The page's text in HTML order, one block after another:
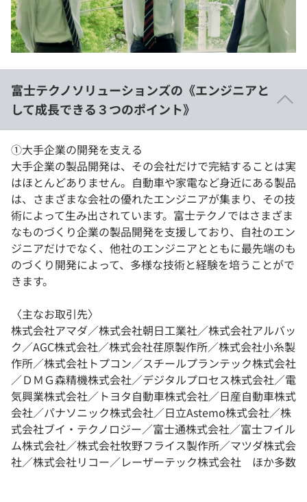
富士テクノソリューションズの《エンジニアと
して成長できる３つのポイント》
①大手企業の開発を支える
大手企業の製品開発は、その会社だけで完結することは実
はほとんどありません。自動車や家電など身近にある製品
は、さまざまな会社の優れたエンジニアが集まり、その技
術によって生み出されています。富士テクノではさまざま
なものづくり企業の製品開発を支援しており、自社のエン
ジニアだけでなく、他社のエンジニアとともに最先端のも
のづくり開発によって、多様な技術と経験を培うことがで
きます。
〈主なお取引先〉
株式会社アマダ／株式会社朝日工業社／株式会社アルバッ
ク／AGC株式会社／株式会社荏原製作所／株式会社小糸製
作所／株式会社トプコン／スチールプランテック株式会社
／ＤＭＧ森精機株式会社／デジタルプロセス株式会社／電
気興業株式会社／トヨタ自動車株式会社／日産自動車株式
会社／パナソニック株式会社／日立Astemo株式会社／株
式会社ブイ・テクノロジー／富士通株式会社／富士フイル
ム株式会社／株式会社牧野フライス製作所／マツダ株式会
社／株式会社リコー／レーザーテック株式会社 ほか多数